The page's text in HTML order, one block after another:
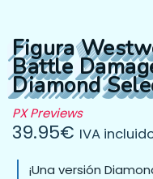
Figura
Battle
Diamond
PX Previews
39.95€ IVA
¡Una versión